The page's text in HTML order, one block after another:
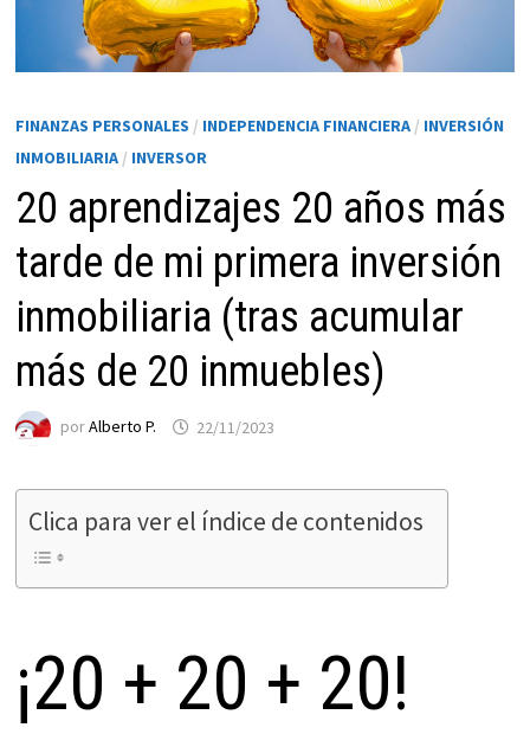
FINANZAS PERSONALES / INDEPENDENCIA FINANCIERA/ INVERSIÓN
INMOBILIARIA/ INVERSOR
20 aprendizajes 20 años más
tarde de mi primera inversión
inmobiliaria (tras acumular
más de 20 inmuebles)
porAlberto P. 22/11/2023
Clica para ver el índice de contenidos
¡20 + 20 + 20!
Necesarias
cookies no
opcionales.
para que
funcione la
web.
Para que
podamos